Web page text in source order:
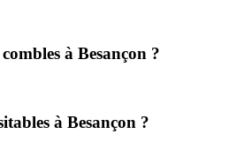
à Besançon ?
à Besançon ?